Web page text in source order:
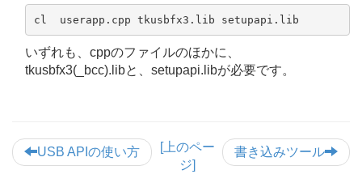
cl  userapp.cpp tkusbfx3.lib setupapi.lib
いずれも、cppのファイルのほかに、
tkusbfx3(_bcc).libと、setupapi.libが必要です。
USB APIの使い方 書き込みツール
[上のペー
ジ]